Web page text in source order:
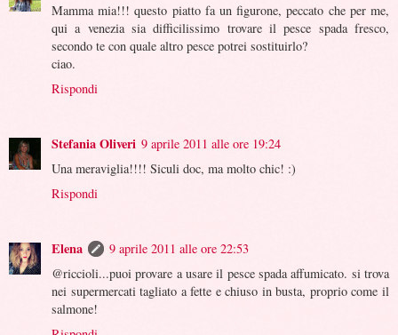
Mamma mia!!! questo piatto fa un figurone, peccato che per me,
qui a venezia sia difficilissimo trovare il pesce spada fresco,
secondo te con quale altro pesce potrei sostituirlo?
ciao.
Rispondi
Stefania Oliveri 9 aprile 2011 alle ore 19:24
Una meraviglia!!!! Siculi doc, ma molto chic! :)
Rispondi
Elena
9 aprile 2011 alle ore 22:53
@riccioli...puoi provare a usare il pesce spada affumicato. si trova
nei supermercati tagliato a fette e chiuso in busta, proprio come il
salmone!